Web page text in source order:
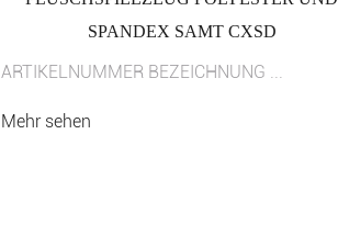
SPANDEX SAMT CXSD
ARTIKELNUMMER BEZEICHNUNG ...
Mehr sehen